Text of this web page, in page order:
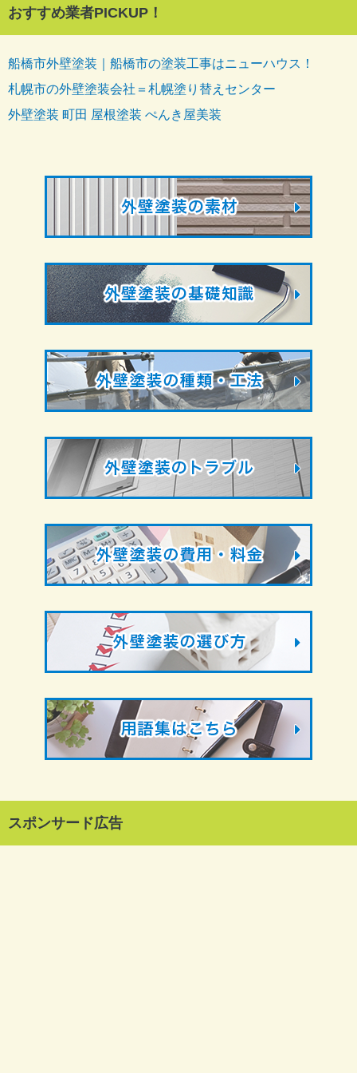
おすすめ業者PICKUP！
船橋市外壁塗装｜船橋市の塗装工事はニューハウス！
札幌市の外壁塗装会社＝札幌塗り替えセンター
外壁塗装 町田 屋根塗装 ぺんき屋美装
スポンサード広告